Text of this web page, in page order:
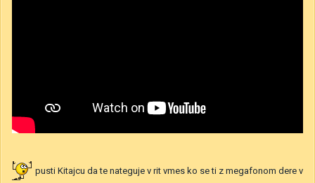
pusti Kitajcu da te nateguje v rit vmes ko se ti z megafonom dere v